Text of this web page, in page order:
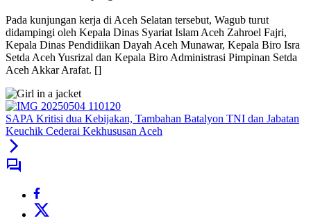
Pada kunjungan kerja di Aceh Selatan tersebut, Wagub turut
didampingi oleh Kepala Dinas Syariat Islam Aceh Zahroel Fajri,
Kepala Dinas Pendidiikan Dayah Aceh Munawar, Kepala Biro Isra
Setda Aceh Yusrizal dan Kepala Biro Administrasi Pimpinan Setda
Aceh Akkar Arafat. []
SAPA Kritisi dua Kebijakan, Tambahan Batalyon TNI dan Jabatan
Keuchik Cederai Kekhususan Aceh